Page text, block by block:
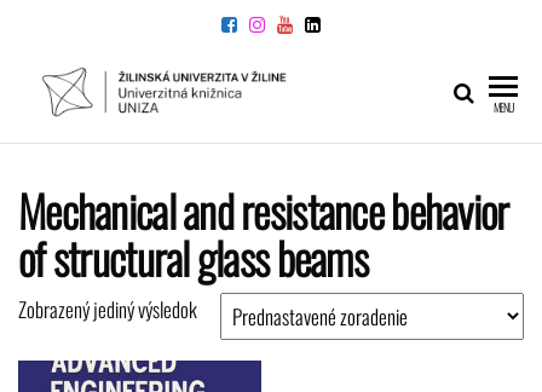
UNIVERZITNÁ
KNIŽNICA
MENU
Mechanical and resistance behavior
of structural glass beams
Zobrazený jediný výsledok